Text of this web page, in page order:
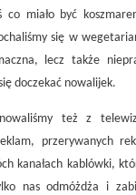
co miało być
się w
lecz także
doczekać nowalijek.
też z
przerywanych
kanałach kablówki,
nas odmóżdża i